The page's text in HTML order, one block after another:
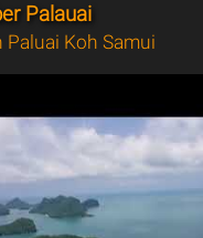
Palauai
Paluai Koh Samui